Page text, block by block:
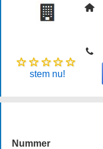
stem nu!
Nummer